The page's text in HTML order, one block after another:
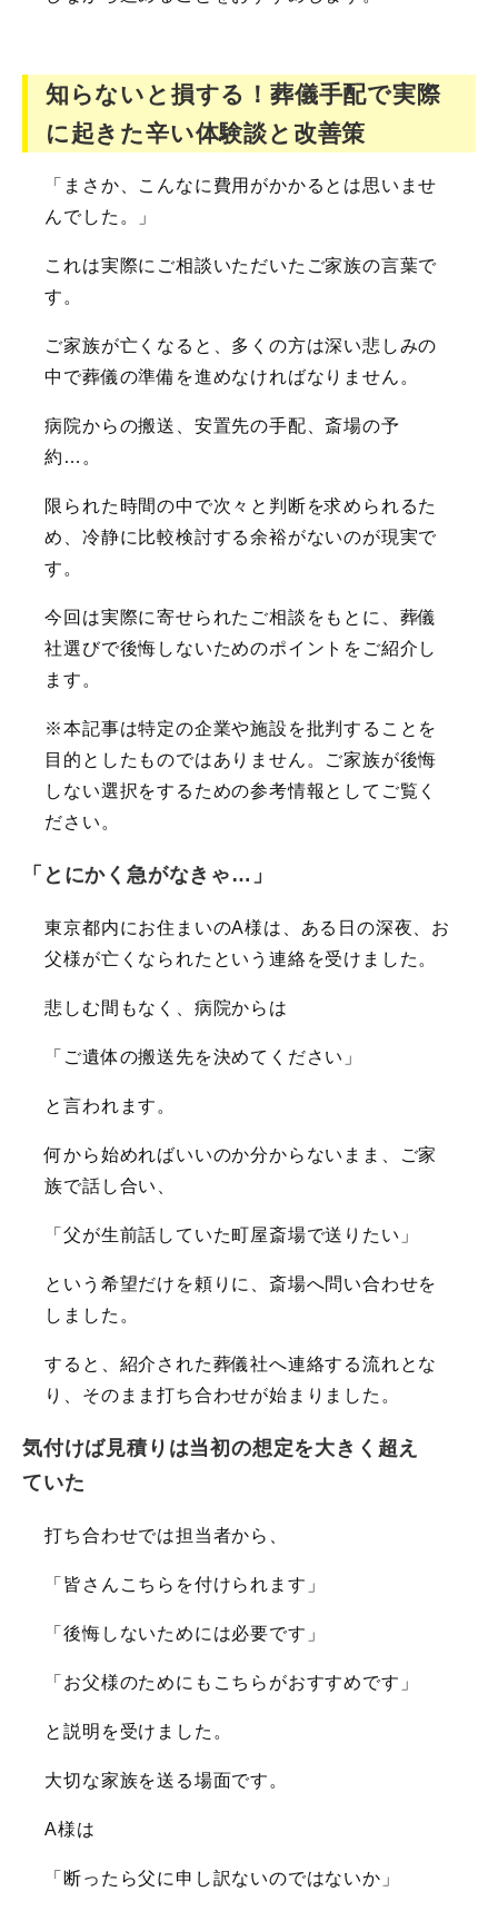
知らないと損する！葬儀手配で実際
に起きた辛い体験談と改善策
「まさか、こんなに費用がかかるとは思いませ
んでした。」
これは実際にご相談いただいたご家族の言葉で
す。
ご家族が亡くなると、多くの方は深い悲しみの
中で葬儀の準備を進めなければなりません。
病院からの搬送、安置先の手配、斎場の予
約…。
限られた時間の中で次々と判断を求められるた
め、冷静に比較検討する余裕がないのが現実で
す。
今回は実際に寄せられたご相談をもとに、葬儀
社選びで後悔しないためのポイントをご紹介し
ます。
※本記事は特定の企業や施設を批判することを
目的としたものではありません。ご家族が後悔
しない選択をするための参考情報としてご覧く
ださい。
「とにかく急がなきゃ…」
東京都内にお住まいのA様は、ある日の深夜、お
父様が亡くなられたという連絡を受けました。
悲しむ間もなく、病院からは
「ご遺体の搬送先を決めてください」
と言われます。
何から始めればいいのか分からないまま、ご家
族で話し合い、
「父が生前話していた町屋斎場で送りたい」
という希望だけを頼りに、斎場へ問い合わせを
しました。
すると、紹介された葬儀社へ連絡する流れとな
り、そのまま打ち合わせが始まりました。
気付けば見積りは当初の想定を大きく超え
ていた
打ち合わせでは担当者から、
「皆さんこちらを付けられます」
「後悔しないためには必要です」
「お父様のためにもこちらがおすすめです」
と説明を受けました。
大切な家族を送る場面です。
A様は
「断ったら父に申し訳ないのではないか」